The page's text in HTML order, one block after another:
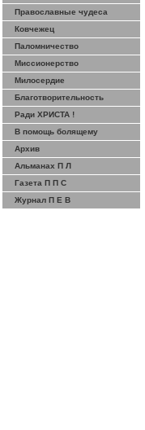
Православные чудеса
Ковчежец
Паломничество
Миссионерство
Милосердие
Благотворительность
Ради ХРИСТА !
В помощь болящему
Архив
Альманах П Л
Газета П П С
Журнал П Е В